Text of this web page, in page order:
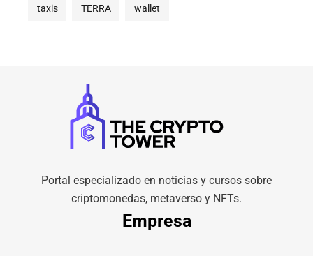
taxis TERRA wallet
Portal especializado en noticias y cursos sobre
criptomonedas, metaverso y NFTs.
Empresa